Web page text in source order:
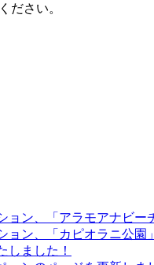
ださい。
ョン、「アラモアナビー
ョン、「カピオラニ公園
しました！